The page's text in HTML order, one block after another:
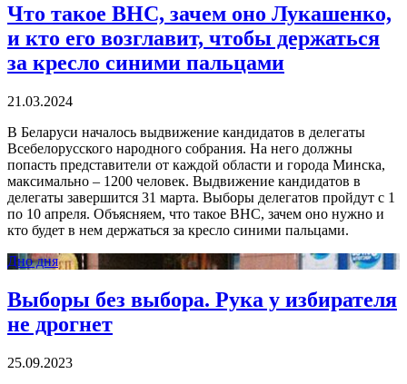
Что такое ВНС, зачем оно Лукашенко,
и кто его возглавит, чтобы держаться
за кресло синими пальцами
21.03.2024
В Беларуси началось выдвижение кандидатов в делегаты
Всебелорусского народного собрания. На него должны
попасть представители от каждой области и города Минска,
максимально – 1200 человек. Выдвижение кандидатов в
делегаты завершится 31 марта. Выборы делегатов пройдут с 1
по 10 апреля. Объясняем, что такое ВНС, зачем оно нужно и
кто будет в нем держаться за кресло синими пальцами.
Дно дня
Выборы без выбора. Рука у избирателя
не дрогнет
25.09.2023